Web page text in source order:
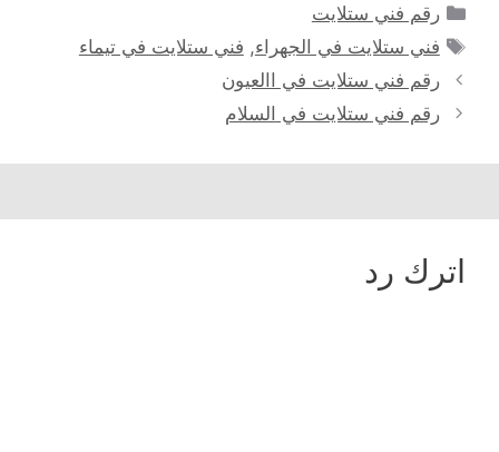
التصنيفات
رقم فني ستلايت
الوسوم
فني ستلايت في الجهراء, فني ستلايت في تيماء
رقم فني ستلايت في االعيون
رقم فني ستلايت في السلام
اترك رد